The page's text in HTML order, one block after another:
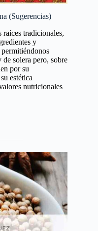
(Sugerencias)
raíces tradicionales,
y
solera pero, sobre
por su
estética
nutricionales